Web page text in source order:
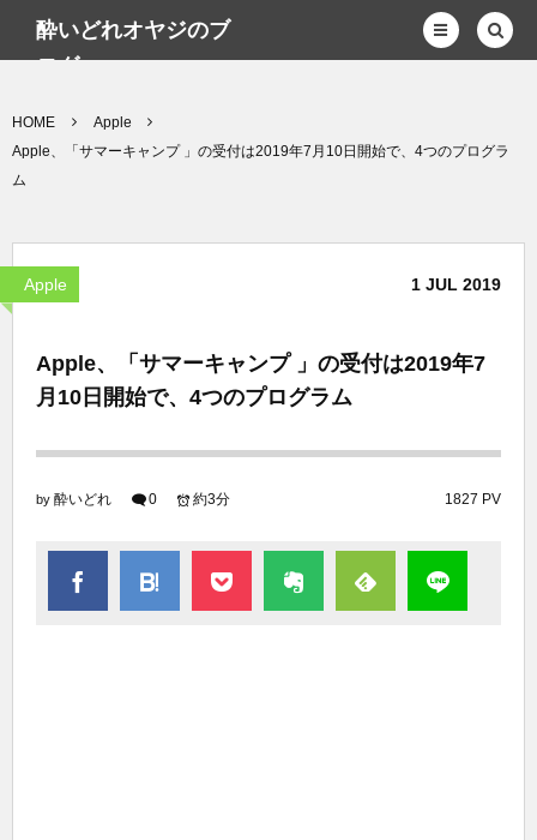
酔いどれオヤジのブ
ログwp
HOME
Apple
Apple、「サマーキャンプ 」の受付は2019年7月10日開始で、4つのプログラ
ム
Apple 1 JUL 2019
Apple、「サマーキャンプ 」の受付は2019年7
月10日開始で、4つのプログラム
by 酔いどれ 0 1827 PV
約3分